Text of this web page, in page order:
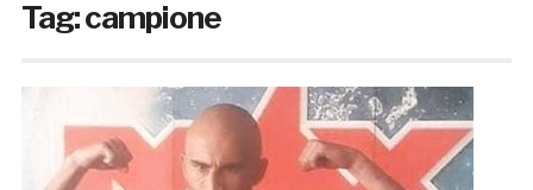
Tag:campione